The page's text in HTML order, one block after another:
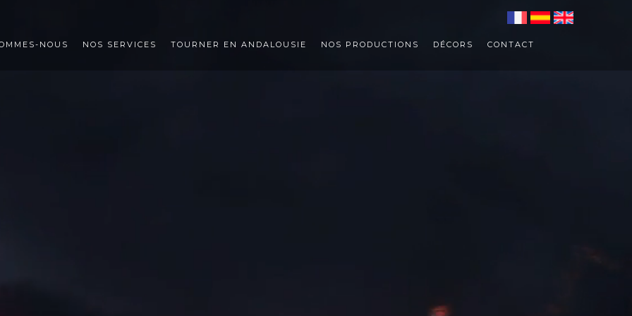
NOUS NOS SERVICES TOURNER EN ANDALOUSIE NOS PRODUCTIONS DÉCORS CONTACT